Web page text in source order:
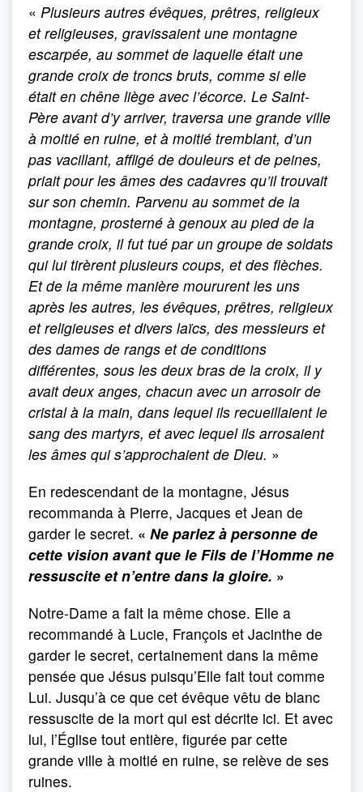
« Plusieurs autres évêques, prêtres, religieux
et religieuses, gravissaient une montagne
escarpée, au sommet de laquelle était une
grande croix de troncs bruts, comme si elle
était en chêne liège avec l’écorce. Le Saint-
Père avant d’y arriver, traversa une grande ville
à moitié en ruine, et à moitié tremblant, d’un
pas vacillant, affligé de douleurs et de peines,
priait pour les âmes des cadavres qu’il trouvait
sur son chemin. Parvenu au sommet de la
montagne, prosterné à genoux au pied de la
grande croix, il fut tué par un groupe de soldats
qui lui tirèrent plusieurs coups, et des flèches.
Et de la même manière moururent les uns
après les autres, les évêques, prêtres, religieux
et religieuses et divers laïcs, des messieurs et
des dames de rangs et de conditions
différentes, sous les deux bras de la croix, il y
avait deux anges, chacun avec un arrosoir de
cristal à la main, dans lequel ils recueillaient le
sang des martyrs, et avec lequel ils arrosaient
les âmes qui s’approchaient de Dieu. »
En redescendant de la montagne, Jésus
recommanda à Pierre, Jacques et Jean de
garder le secret. « Ne parlez à personne de
cette vision avant que le Fils de l’Homme ne
ressuscite et n’entre dans la gloire. »
Notre-Dame a fait la même chose. Elle a
recommandé à Lucie, François et Jacinthe de
garder le secret, certainement dans la même
pensée que Jésus puisqu’Elle fait tout comme
Lui. Jusqu’à ce que cet évêque vêtu de blanc
ressuscite de la mort qui est décrite ici. Et avec
lui, l’Église tout entière, figurée par cette
grande ville à moitié en ruine, se relève de ses
ruines.